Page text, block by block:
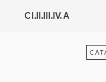
C I.II.III.IV. A